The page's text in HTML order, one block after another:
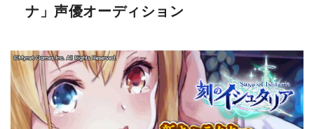
ナ」声優オーディション